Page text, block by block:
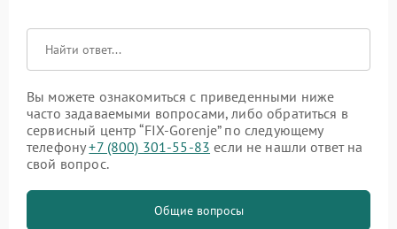
Вы можете ознакомиться с приведенными ниже
часто задаваемыми вопросами, либо обратиться в
сервисный центр “FIX-Gorenje” по следующему
телефону+7 (800) 301-55-83 если не нашли ответ на
свой вопрос.
Общие вопросы